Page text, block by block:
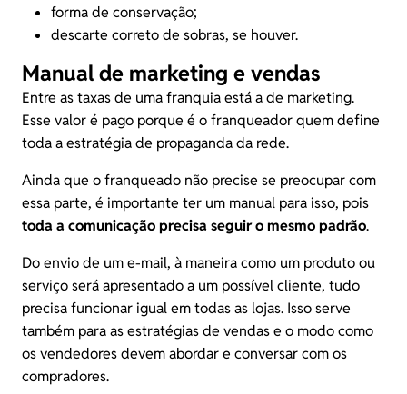
forma de conservação;
descarte correto de sobras, se houver.
Manual de marketing e vendas
Entre astaxas de uma franquiaestá a de marketing.
Esse valor é pago porque é o franqueador quem define
toda a estratégia de propaganda da rede.
Ainda que o franqueado não precise se preocupar com
essa parte, é importante ter um manual para isso, pois
toda a comunicação precisa seguir o mesmo padrão.
Do envio de um e-mail, à maneira como um produto ou
serviço será apresentado a um possível cliente, tudo
precisa funcionar igual em todas as lojas. Isso serve
também para as estratégias de vendas e o modo como
os vendedores devem abordar e conversar com os
compradores.